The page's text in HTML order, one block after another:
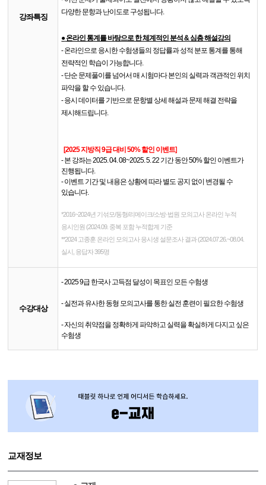
강좌특징
다양한 문항과 난이도로 구성됩니다.
●온라인 통계를 바탕으로 한 체계적인 분석 & 심층 해설강의
- 온라인으로 응시한 수험생들의 정답률과 성적 분포 통계를 통해
전략적인 학습이 가능합니다.
- 단순 문제풀이를 넘어서 매 시험마다 본인의 실력과 객관적인 위치
파악을 할 수 있습니다.
- 응시 데이터를 기반으로 문항별 상세 해설과 문제 해결 전략을
제시해드립니다.
[2025 지방직 9급 대비 50% 할인 이벤트]
- 본 강좌는 2025. 04. 08~2025. 5. 22 기간 동안 50% 할인 이벤트가
진행됩니다.
- 이벤트 기간 및 내용은 상황에 따라 별도 공지 없이 변경될 수
있습니다.
*2016~2024년 기섞모/동형/리메이크/소방·법원 모의고사 온라인 누적
응시인원 (2024.09. 중복 포함 누적합계 기준
**2024 고종훈 온라인 모의고사 응시생 설문조사 결과 (2024.07.26.~08.04.
실시, 응답자 395명
수강대상
- 2025 9급 한국사 고득점 달성이 목표인 모든 수험생
- 실전과 유사한 동형 모의고사를 통한 실전 훈련이 필요한 수험생
- 자신의 취약점을 정확하게 파악하고 실력을 확실하게 다지고 싶은
수험생
교재정보